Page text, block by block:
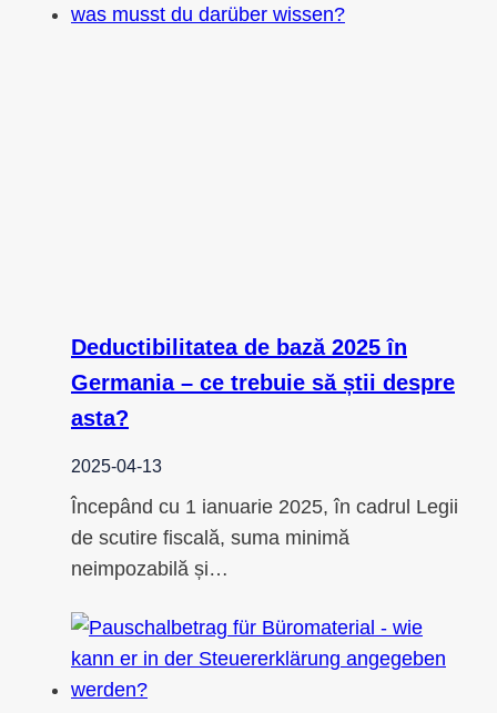
Deductibilitatea de bază 2025 în
Germania – ce trebuie să știi despre
asta?
2025-04-13
Începând cu 1 ianuarie 2025, în cadrul Legii
de scutire fiscală, suma minimă
neimpozabilă și…